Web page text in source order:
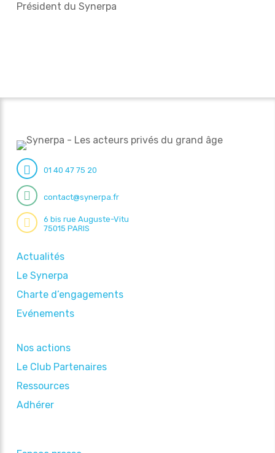
Président du Synerpa
01 40 47 75 20
contact@synerpa.fr
6 bis rue Auguste-Vitu
75015 PARIS
Actualités
Le Synerpa
Charte d’engagements
Evénements
Nos actions
Le Club Partenaires
Ressources
Adhérer